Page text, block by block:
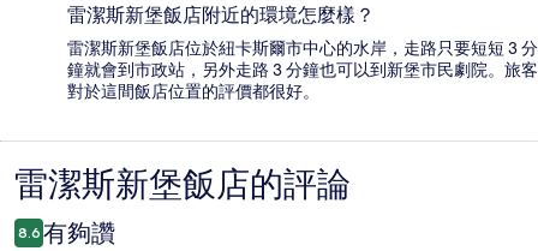
雷潔斯新堡飯店附近的環境怎麼樣？
雷潔斯新堡飯店位於紐卡斯爾市中心的水岸，走路只要短短 3 分
鐘就會到市政站，另外走路 3 分鐘也可以到新堡市民劇院。旅客
對於這間飯店位置的評價都很好。
評
論
雷潔斯新堡飯店的評論
8.6 有夠讚